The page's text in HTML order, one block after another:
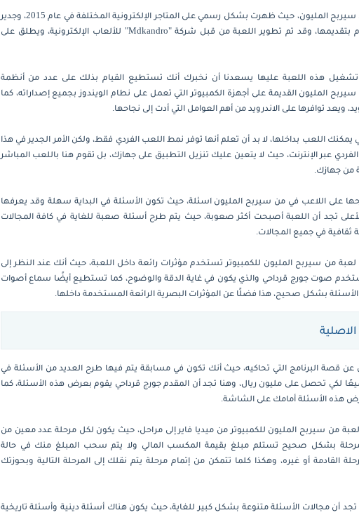
هي لعبة ثقافية تحاكي البرنامج الشهير من سيربح المليون، حيث ظهرت بشكل رسمي على المتاجر الإلكترونية المختلفة في عام 2015، وجدير
بالذكر أن المذيع جورج قرداحي هو من يقوم بتقديمها، وقد تم تطوير اللعبة من قبل شركة "Mdkandro" للألعاب الإلكترونية، ويطلق على
هذه اللعبة عليها يسعدنا أن نخبرك أنك تستطيع القيام بذلك على عدد من أنظمة
المليون القديمة على أجهزة الكمبيوتر التي تعمل على نطام الويندوز بجميع إصداراته، كما
ويعد توافرها على الاندرويد من أهم العوامل التي أدت إلى نجاحها.
اللعب بداخلها، لا بد أن تعلم أنها توفر نمط اللعب الفردي فقط، ولكن الأمر الجدير في هذا
عبر الإنترنت، حيث لا يتعين عليك تنزيل التطبيق على جهازك، بل تقوم هنا باللعب المباشر
من جهازك.
على اللاعب في من سيربح المليون اسئلة، حيث تكون الأسئلة في البداية سهلة وقد يعرفها
تجد أن اللعبة أصبحت أكثر صعوبة، حيث يتم طرح أسئلة صعبة للغاية في كافة المجالات
ثقافية في جميع المجالات.
لعبة من سيربح المليون للكمبيوتر تستخدم مؤثرات رائعة داخل اللعبة، حيث أنك عند النظر إلى
تستخدم صوت جورج قرداحي والذي يكون في غاية الدقة والوضوح، كما تستطيع أيضًا سماع أصوات
الأسئلة بشكل صحيح، هذا فضلًا عن المؤثرات البصرية الرائعة المستخدمة داخلها.
قصة البرنامج التي تحاكيه، حيث أنك تكون في مسابقة يتم فيها طرح العديد من الأسئلة في
لكي تحصل على مليون ريال، وهنا تجد أن المقدم جورج قرداحي يقوم بعرض هذه الأسئلة، كما
هذه الأسئلة أمامك على الشاشة.
من سيربح المليون للكمبيوتر من ميديا فاير إلى مراحل، حيث يكون لكل مرحلة عدد معين من
بشكل صحيح تستلم مبلغ بقيمة المكسب المالي ولا يتم سحب المبلغ منك في حالة
القادمة أو غيره، وهكذا كلما تتمكن من إتمام مرحلة يتم نقلك إلى المرحلة التالية وبحوزتك
داخل لعبة Million winner تجد أن مجالات الأسئلة متنوعة بشكل كبير للغاية، حيث يكون هناك أسئلة دينية وأسئلة تاريخية